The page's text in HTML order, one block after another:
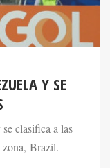
Y SE
clasifica a las
zona, Brazil.